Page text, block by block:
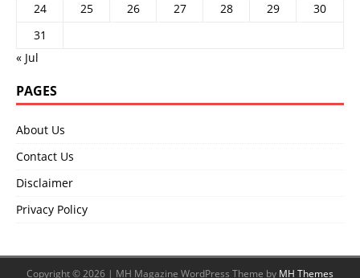
24
25 26 27 28 29
30
31
« Jul
PAGES
About Us
Contact Us
Disclaimer
Privacy Policy
Copyright © 2026 | MH Magazine WordPress Theme by MH Themes